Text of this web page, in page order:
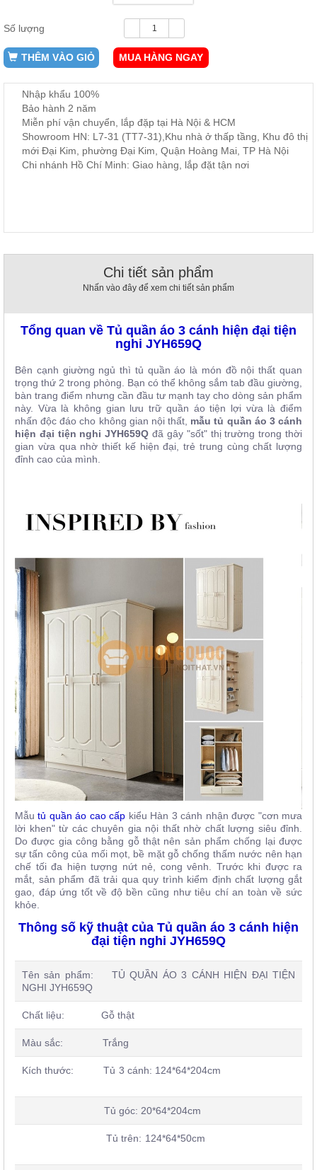
Công,
Bàn
ghế
Phụ
Kiện
Hàng
Hàng
Số lượng
THÊM VÀO GIỎ MUA HÀNG NGAY
Nhập khẩu 100%
Bảo hành 2 năm
Miễn phí vận chuyển, lắp đặp tại Hà Nội & HCM
Showroom HN: L7-31 (TT7-31),Khu nhà ở thấp tầng, Khu đô thị
mới Đại Kim, phường Đại Kim, Quận Hoàng Mai, TP Hà Nội
Chi nhánh Hồ Chí Minh: Giao hàng, lắp đặt tận nơi
Chi tiết sản phẩm
Nhấn vào đây để xem chi tiết sản phẩm
Tổng quan về Tủ quần áo 3 cánh hiện đại tiện
nghi JYH659Q
Bên cạnh giường ngủ thì tủ quần áo là món đồ nội thất quan
trọng thứ 2 trong phòng. Bạn có thể không sắm tab đầu giường,
bàn trang điểm nhưng cần đầu tư mạnh tay cho dòng sản phẩm
này. Vừa là không gian lưu trữ quần áo tiện lợi vừa là điểm
nhấn độc đáo cho không gian nội thất, mẫu tủ quần áo 3 cánh
hiện đại tiện nghi JYH659Qđã gây "sốt" thị trường trong thời
gian vừa qua nhờ thiết kế hiện đại, trẻ trung cùng chất lượng
đỉnh cao của mình.
Mẫutủ quần áo cao cấp kiểu Hàn 3 cánh nhận được "cơn mưa
lời khen" từ các chuyên gia nội thất nhờ chất lượng siêu đỉnh.
Do được gia công bằng gỗ thật nên sản phẩm chống lại được
sự tấn công của mối mọt, bề mặt gỗ chống thấm nước nên hạn
chế tối đa hiện tượng nứt nẻ, cong vênh. Trước khi được ra
mắt, sản phẩm đã trải qua quy trình kiểm định chất lượng gắt
gao, đáp ứng tốt về độ bền cũng như tiêu chí an toàn về sức
khỏe.
Thông số kỹ thuật của Tủ quần áo 3 cánh hiện
đại tiện nghi JYH659Q
Tên sản phẩm: TỦ QUẦN ÁO 3 CÁNH HIỆN ĐẠI TIỆN
NGHI JYH659Q
Chất liệu: Gỗ thật
Màu sắc: Trắng
Kích thước: Tủ 3 cánh: 124*64*204cm
Tủ góc: 20*64*204cm
Tủ trên: 124*64*50cm